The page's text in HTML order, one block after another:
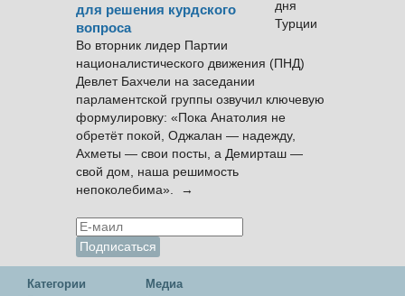
для решения курдского
вопроса
Во вторник лидер Партии
националистического движения (ПНД)
Девлет Бахчели на заседании
парламентской группы озвучил ключевую
формулировку: «Пока Анатолия не
обретёт покой, Оджалан — надежду,
Ахметы — свои посты, а Демирташ —
свой дом, наша решимость
непоколебима». →
Категории Медиа